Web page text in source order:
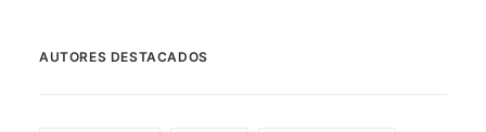
AUTORES DESTACADOS